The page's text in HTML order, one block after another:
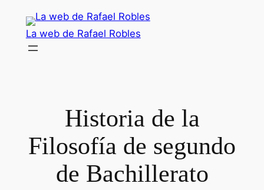
contenido
La web de Rafael Robles
Historia de la
Filosofía de segundo
de Bachillerato